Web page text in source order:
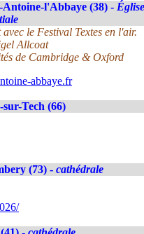
Antoine-l'Abbaye (38) - Église
le Festival Textes en l'air.
Allcoat
de Cambridge & Oxford
abbaye.fr
sur-Tech (66)
(73) - cathédrale